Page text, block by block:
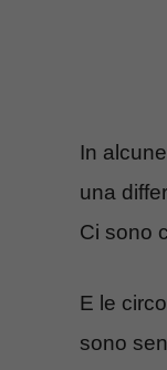
In
una
Ci sono
E le
sono